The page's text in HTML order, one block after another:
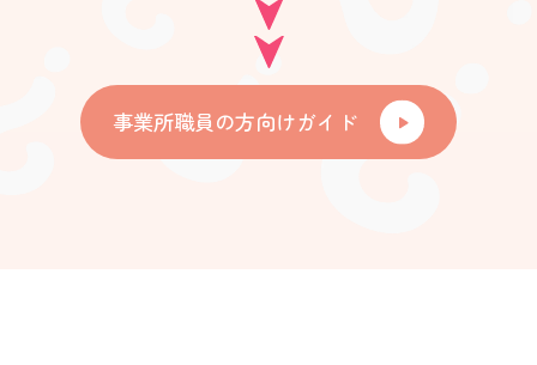
事業所職員の方向けガイド